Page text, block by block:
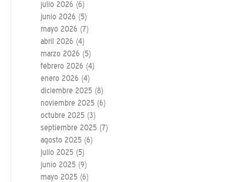
julio 2026 (6)
junio 2026 (5)
mayo 2026 (7)
abril 2026 (4)
marzo 2026 (5)
febrero 2026 (4)
enero 2026 (4)
diciembre 2025 (8)
noviembre 2025 (6)
octubre 2025 (3)
septiembre 2025 (7)
agosto 2025 (6)
julio 2025 (5)
junio 2025 (9)
mayo 2025 (6)